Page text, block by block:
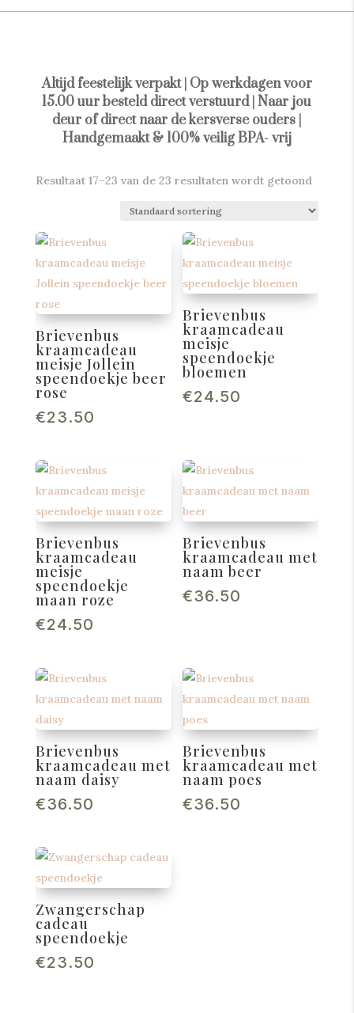
Altijd feestelijk verpakt | Op werkdagen voor
15.00 uur besteld direct verstuurd | Naar jou
deur of direct naar de kersverse ouders |
Handgemaakt & 100% veilig BPA- vrij
Resultaat 17–23 van de 23 resultaten wordt getoond
Brievenbus
kraamcadeau
meisje Jollein
speendoekje beer
rose
€23.50
Brievenbus
kraamcadeau
meisje
speendoekje
bloemen
€24.50
Brievenbus
kraamcadeau
meisje
speendoekje
maan roze
€24.50
Brievenbus
kraamcadeau met
naam beer
€36.50
Brievenbus
kraamcadeau met
naam daisy
€36.50
Brievenbus
kraamcadeau met
naam poes
€36.50
Zwangerschap
cadeau
speendoekje
€23.50